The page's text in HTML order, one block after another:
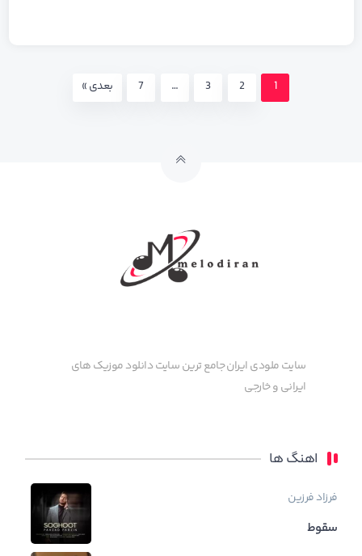
1
2
3
…
7 بعدی »
سایت ملودی ایران جامع ترین سایت دانلود موزیک های
ایرانی و خارجی
اهنگ ها
فرزاد فرزین
سقوط